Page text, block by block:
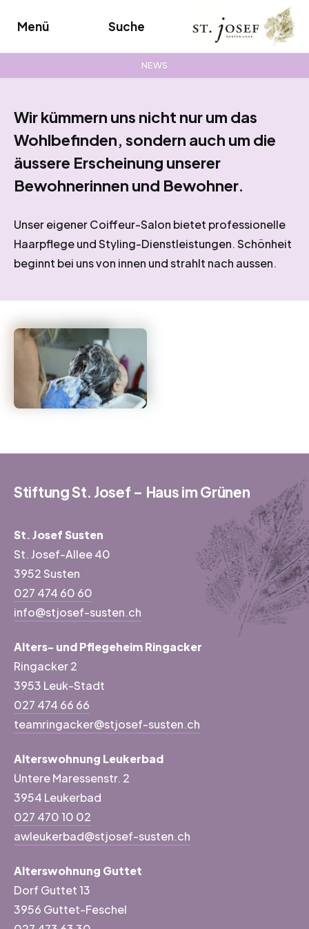
Menü Suche
NEWS
Wir kümmern uns nicht nur um das
Wohlbefinden, sondern auch um die
äussere Erscheinung unserer
Bewohnerinnen und Bewohner.
Unser eigener Coiffeur-Salon bietet professionelle
Haarpflege und Styling-Dienstleistungen. Schönheit
beginnt bei uns von innen und strahlt nach aussen.
Stiftung St. Josef – Haus im Grünen
St. Josef Susten
St. Josef-Allee 40
3952 Susten
027 474 60 60
info@stjosef-susten.ch
Alters- und Pflegeheim Ringacker
Ringacker 2
3953 Leuk-Stadt
027 474 66 66
teamringacker@stjosef-susten.ch
Alterswohnung Leukerbad
Untere Maressenstr. 2
3954 Leukerbad
027 470 10 02
awleukerbad@stjosef-susten.ch
Alterswohnung Guttet
Dorf Guttet 13
3956 Guttet-Feschel